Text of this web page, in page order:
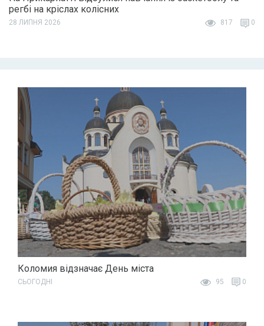
регбі на кріслах колісних
28 ЛИПНЯ 2026 817 0
Коломия відзначає День міста
СЬОГОДНІ 95 0